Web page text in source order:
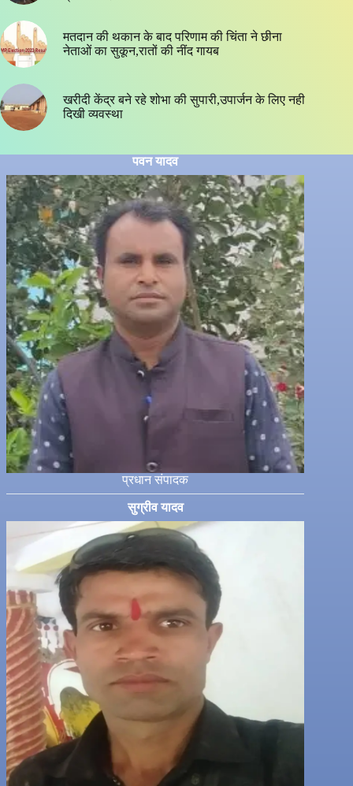
मतदान की थकान के बाद परिणाम की चिंता ने छीना
नेताओं का सुकून,रातों की नींद गायब
खरीदी केंद्र बने रहे शोभा की सुपारी,उपार्जन के लिए नही
दिखी व्यवस्था
पवन यादव
प्रधान संपादक
सुग्रीव यादव